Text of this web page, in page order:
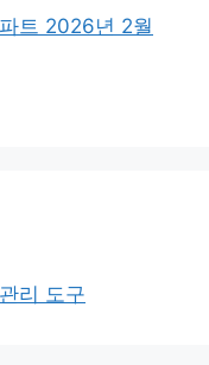
트 2026년 2월
리 도구